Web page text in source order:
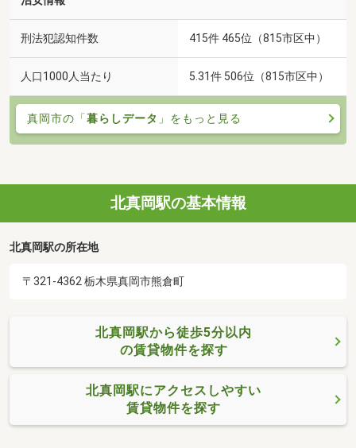
刑法犯認知件数 415件 465位（815市区中）
人口1000人当たり 5.31件 506位（815市区中）
真岡市の「暮らしデータ 」をもっと見る
北真岡駅の基本情報
北真岡駅の所在地
〒321-4362 栃木県真岡市熊倉町
北真岡駅から徒歩5分以内
の賃貸物件を探す
北真岡駅にアクセスしやすい
賃貸物件を探す